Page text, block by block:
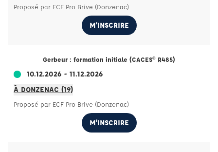
Proposé par ECF Pro Brive (Donzenac)
M'INSCRIRE
Gerbeur : formation initiale (CACES® R485)
10.12.2026 - 11.12.2026
À DONZENAC (19)
Proposé par ECF Pro Brive (Donzenac)
M'INSCRIRE